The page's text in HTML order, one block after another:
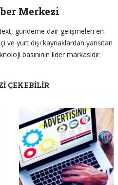
Merkezi
gündeme dair gelişmeleri en
ve yurt dışı kaynaklardan yansıtan
basınının lider markasıdır.
ÇEKEBILIR